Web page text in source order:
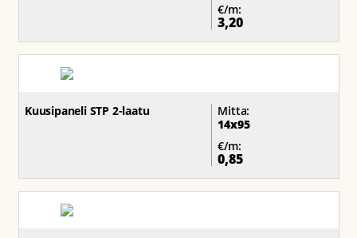
€/m:
3,20
Kuusipaneli STP 2-laatu
Mitta:
14x95
€/m:
0,85